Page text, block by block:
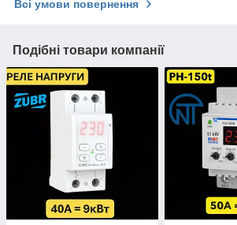
Всі умови повернення
Подібні товари компанії